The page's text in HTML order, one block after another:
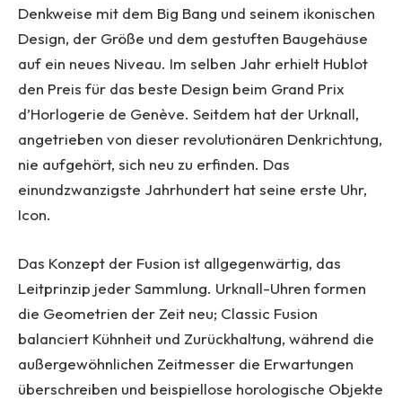
Denkweise mit dem Big Bang und seinem ikonischen
Design, der Größe und dem gestuften Baugehäuse
auf ein neues Niveau. Im selben Jahr erhielt Hublot
den Preis für das beste Design beim Grand Prix
d’Horlogerie de Genève. Seitdem hat der Urknall,
angetrieben von dieser revolutionären Denkrichtung,
nie aufgehört, sich neu zu erfinden. Das
einundzwanzigste Jahrhundert hat seine erste Uhr,
Icon.
Das Konzept der Fusion ist allgegenwärtig, das
Leitprinzip jeder Sammlung. Urknall-Uhren formen
die Geometrien der Zeit neu; Classic Fusion
balanciert Kühnheit und Zurückhaltung, während die
außergewöhnlichen Zeitmesser die Erwartungen
überschreiben und beispiellose horologische Objekte